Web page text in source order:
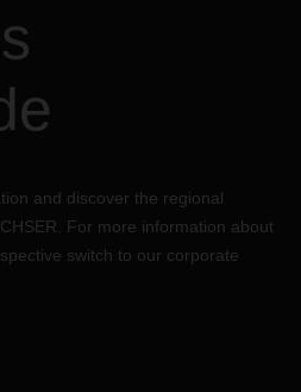
and discover the regional
For more information about
switch to our corporate